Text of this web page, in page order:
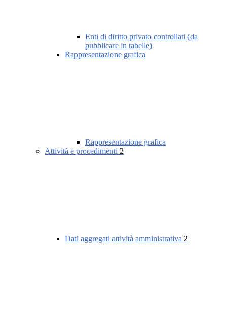
Enti di diritto privato controllati (da
pubblicare in tabelle)
Rappresentazione grafica
Rappresentazione grafica
Attività e procedimenti 2
Dati aggregati attività amministrativa 2